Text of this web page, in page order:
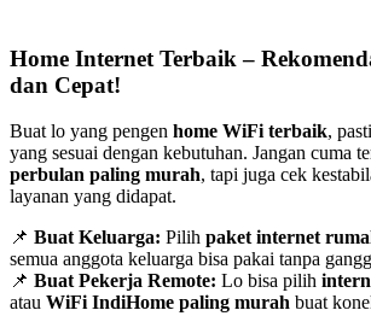
Home Internet Terbaik –
dan Cepat!
Buat lo yang pengen home WiFi terbaik,
yang sesuai dengan kebutuhan. Jangan cuma
perbulan paling murah, tapi juga cek
layanan yang didapat.
📌 Buat Keluarga: Pilih paket internet
semua anggota keluarga bisa pakai tanpa
📌 Buat Pekerja Remote: Lo bisa pilih
atau WiFi IndiHome paling murah buat